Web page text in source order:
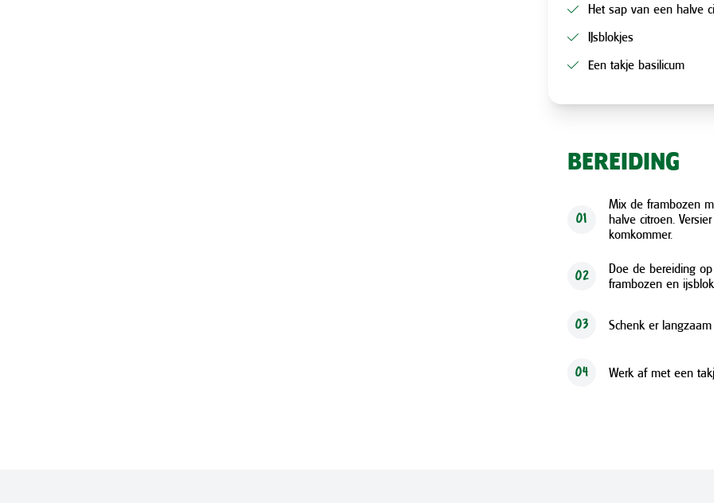
Het sap van een halve
IJsblokjes
Een takje basilicum
BEREIDING
01
Mix de frambozen
halve citroen.
komkommer.
02
Doe de bereiding
frambozen en
03 Schenk er langzaam
04 Werk af met een